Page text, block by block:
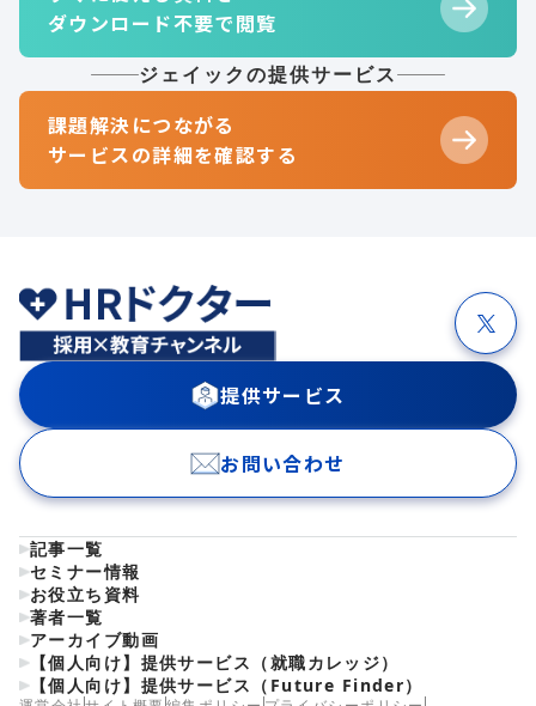
ダウンロード不要で閲覧
ジェイックの提供サービス
課題解決につながる
サービスの詳細を確認する
提供サービス
お問い合わせ
記事一覧
セミナー情報
お役立ち資料
著者一覧
アーカイブ動画
【個人向け】提供サービス（就職カレッジ）
【個人向け】提供サービス（Future Finder）